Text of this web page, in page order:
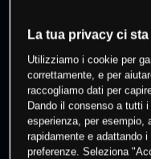
0 % dei clienti
questo
La tua privacy ci
Utilizziamo i cookie per
correttamente, e per
raccogliamo dati per
Dando il consenso a tutti
esperienza, per esempio,
rapidamente e adattando
preferenze. Seleziona